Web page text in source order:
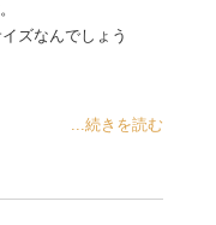
ズなんでしょう
...続きを読む